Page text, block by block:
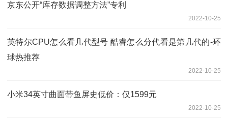
京东公开“库存数据调整方法”专利
2022-10-25
英特尔CPU怎么看几代型号 酷睿怎么分代看是第几代的-环
球热推荐
2022-10-25
小米34英寸曲面带鱼屏史低价：仅1599元
2022-10-25